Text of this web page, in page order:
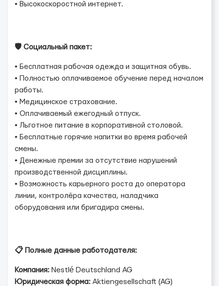
• Высокоскоростной интернет.
🛡 Социальный пакет:
• Бесплатная рабочая одежда и защитная обувь.
• Полностью оплачиваемое обучение перед началом
работы.
• Медицинское страхование.
• Оплачиваемый ежегодный отпуск.
• Льготное питание в корпоративной столовой.
• Бесплатные горячие напитки во время рабочей
смены.
• Денежные премии за отсутствие нарушений
производственной дисциплины.
• Возможность карьерного роста до оператора
линии, контролёра качества, наладчика
оборудования или бригадира смены.
📋 Полные данные работодателя:
Компания: Nestlé Deutschland AG
Юридическая форма: Aktiengesellschaft (AG)